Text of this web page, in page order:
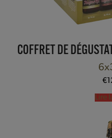
COFFRET DE
€
Lire